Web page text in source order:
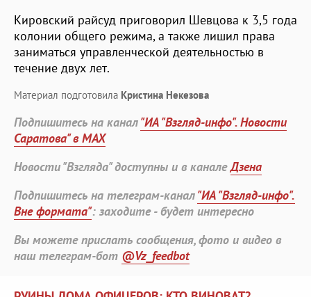
Кировский райсуд приговорил Шевцова к 3,5 года
колонии общего режима, а также лишил права
заниматься управленческой деятельностью в
течение двух лет.
Материал подготовила Кристина Некезова
Подпишитесь на канал"ИА "Взгляд-инфо". Новости
Саратова" в MAX
Новости "Взгляда" доступны и в каналеДзена
Подпишитесь на телеграм-канал"ИА "Взгляд-инфо".
Вне формата": заходите - будет интересно
Вы можете прислать сообщения, фото и видео в
наш телеграм-бот @Vz_feedbot